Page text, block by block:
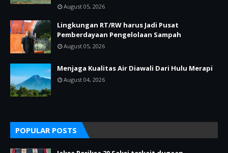
August 05, 2026
Lingkungan RT/RW harus Jadi Pusat
Pemberdayaan Pengelolaan Sampah
August 05, 2026
Menjaga Kualitas Air Diawali Dari Hulu Merapi
August 04, 2026
POPULAR POSTS